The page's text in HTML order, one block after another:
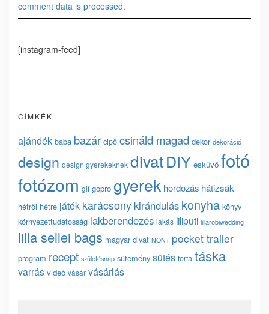
comment data is processed.
[instagram-feed]
CÍMKÉK
ajándék baba bazár cipő csináld magad dekor dekoráció
design design gyerekeknek divatDIY esküvő fotó
fotózom gif gopro gyerek hordozás hátizsák
hétről hétre játék karácsony kirándulás konyha könyv
környezettudatosság lakberendezés lakás liliputi lillarobiwedding
lilla sellei bags magyar divat NON+ pocket trailer
program recept születésnap sütemény sütés torta táska
varrás videó vásár vásárlás